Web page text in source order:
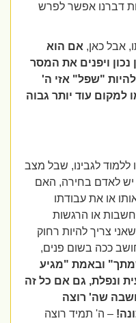
דברנו אפשר לפרש
כאן,אם הוא
ויפנים את המסר
"שפל" אזי ה'
עוד יותר גבוה
לגבינו, שבל מצב
לאדם בחירה, האם
או את עבודתו
או הרגשות
צריך להיות רחוק
ככה בשום פנים,
ובאמת "מגיע
ונפלת, גם אם כל זה
שה' רוצה
– ה' תמיד רוצה